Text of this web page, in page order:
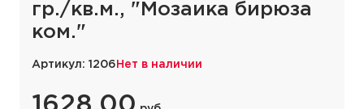
гр./кв.м., "Мозаика бирюза
ком."
Артикул: 1206 Нет в наличии